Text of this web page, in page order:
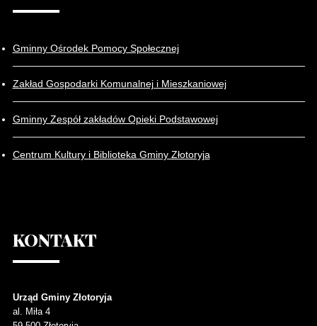
Gminny Ośrodek Pomocy Społecznej
Zakład Gospodarki Komunalnej i Mieszkaniowej
Gminny Zespół zakładów Opieki Podstawowej
Centrum Kultury i Biblioteka Gminy Złotoryja
KONTAKT
Urząd Gminy Złotoryja
al. Miła 4